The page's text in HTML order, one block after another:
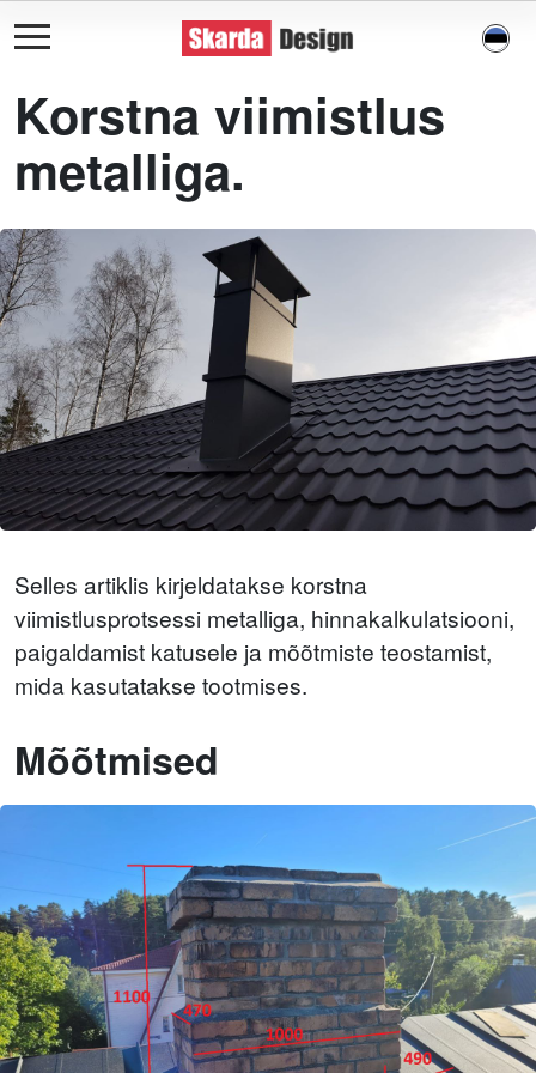
Korstna viimistlus
metalliga.
Selles artiklis kirjeldatakse korstna
viimistlusprotsessi metalliga, hinnakalkulatsiooni,
paigaldamist katusele ja mõõtmiste teostamist,
mida kasutatakse tootmises.
Mõõtmised